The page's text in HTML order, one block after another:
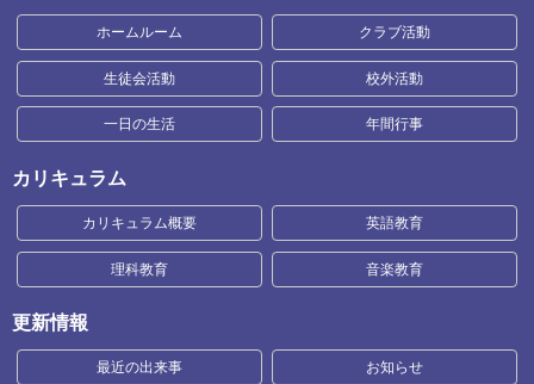
ホームルーム クラブ活動
生徒会活動 校外活動
一日の生活 年間行事
カリキュラム
カリキュラム概要 英語教育
理科教育 音楽教育
更新情報
最近の出来事 お知らせ